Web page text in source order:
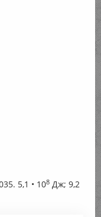
5,1 • 108Дж; 9,2